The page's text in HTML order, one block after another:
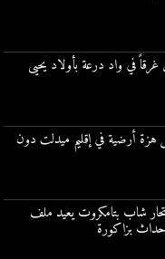
في واد درعة بأولاد يحيى
هزة أرضية في إقليم ميدلت دون
شاب بتامكروت يعيد ملف
بزاكورة